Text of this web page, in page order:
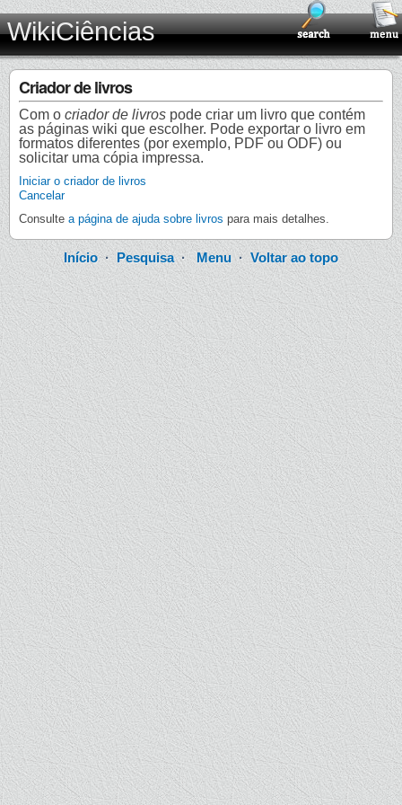
WikiCiências
Criador de livros
Com o criador de livros pode criar um livro que contém
as páginas wiki que escolher. Pode exportar o livro em
formatos diferentes (por exemplo, PDF ou ODF) ou
solicitar uma cópia impressa.
Iniciar o criador de livros
Cancelar
Consulte a página de ajuda sobre livros para mais detalhes.
Início· Pesquisa·Menu · Voltar ao topo